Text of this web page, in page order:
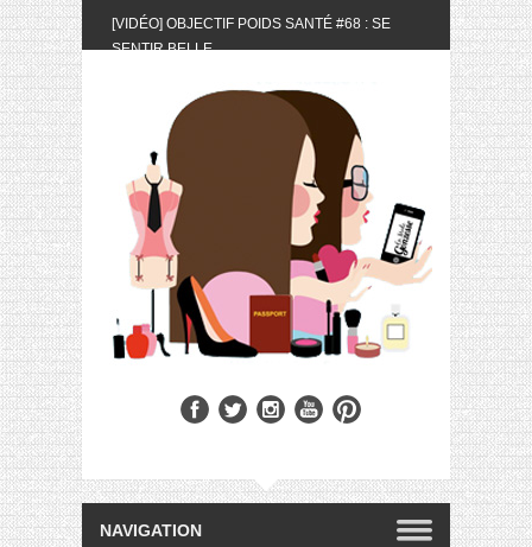
[VIDÉO] OBJECTIF POIDS SANTÉ #68 : SE
SENTIR BELLE
MOIS DE MAI 2024
[VIDÉO] UNBOXING : LES MY LITTLE &
BIOTYFULL BOX DU MOIS DE MAI 2024 FEAT.
AKILA
[VIDÉO] LA SÉLECTION DU MOIS #AVRIL2024
[VIDÉO] QUITOQUE #10 : MEAL PREP &
CONVIVIALITÉ
[VIDÉO] UNBOXING : LES MY LITTLE &
BIOTYFULL BOX DU MOIS D’AVRIL 2024
FEAT. AKILA
[VIDÉO] OBJECTIF POIDS SANTÉ #67 : L’AVIS
[VIDÉO] UNBOXING : LES MY LITTLE &
[VIDÉO] LA SÉLECTION DU MOIS
#JANVIER2024